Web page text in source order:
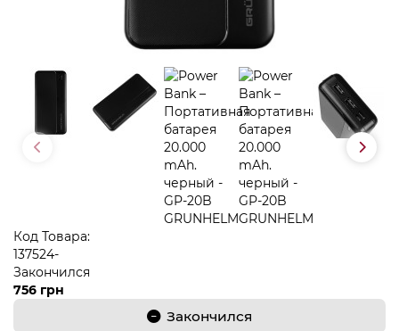
Код Товара:
137524-
Закончился
756 грн
Закончился